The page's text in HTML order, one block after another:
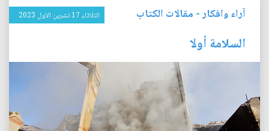
آراء وافكار- مقالات الكتاب الثلاثاء 17 تشرين الاول 2023
السلامة أولا